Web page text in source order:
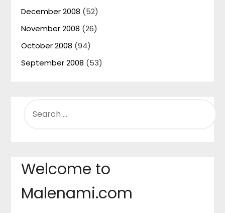
December 2008 (52)
November 2008 (26)
October 2008 (94)
September 2008 (53)
FOR:
Welcome to
Malenami.com